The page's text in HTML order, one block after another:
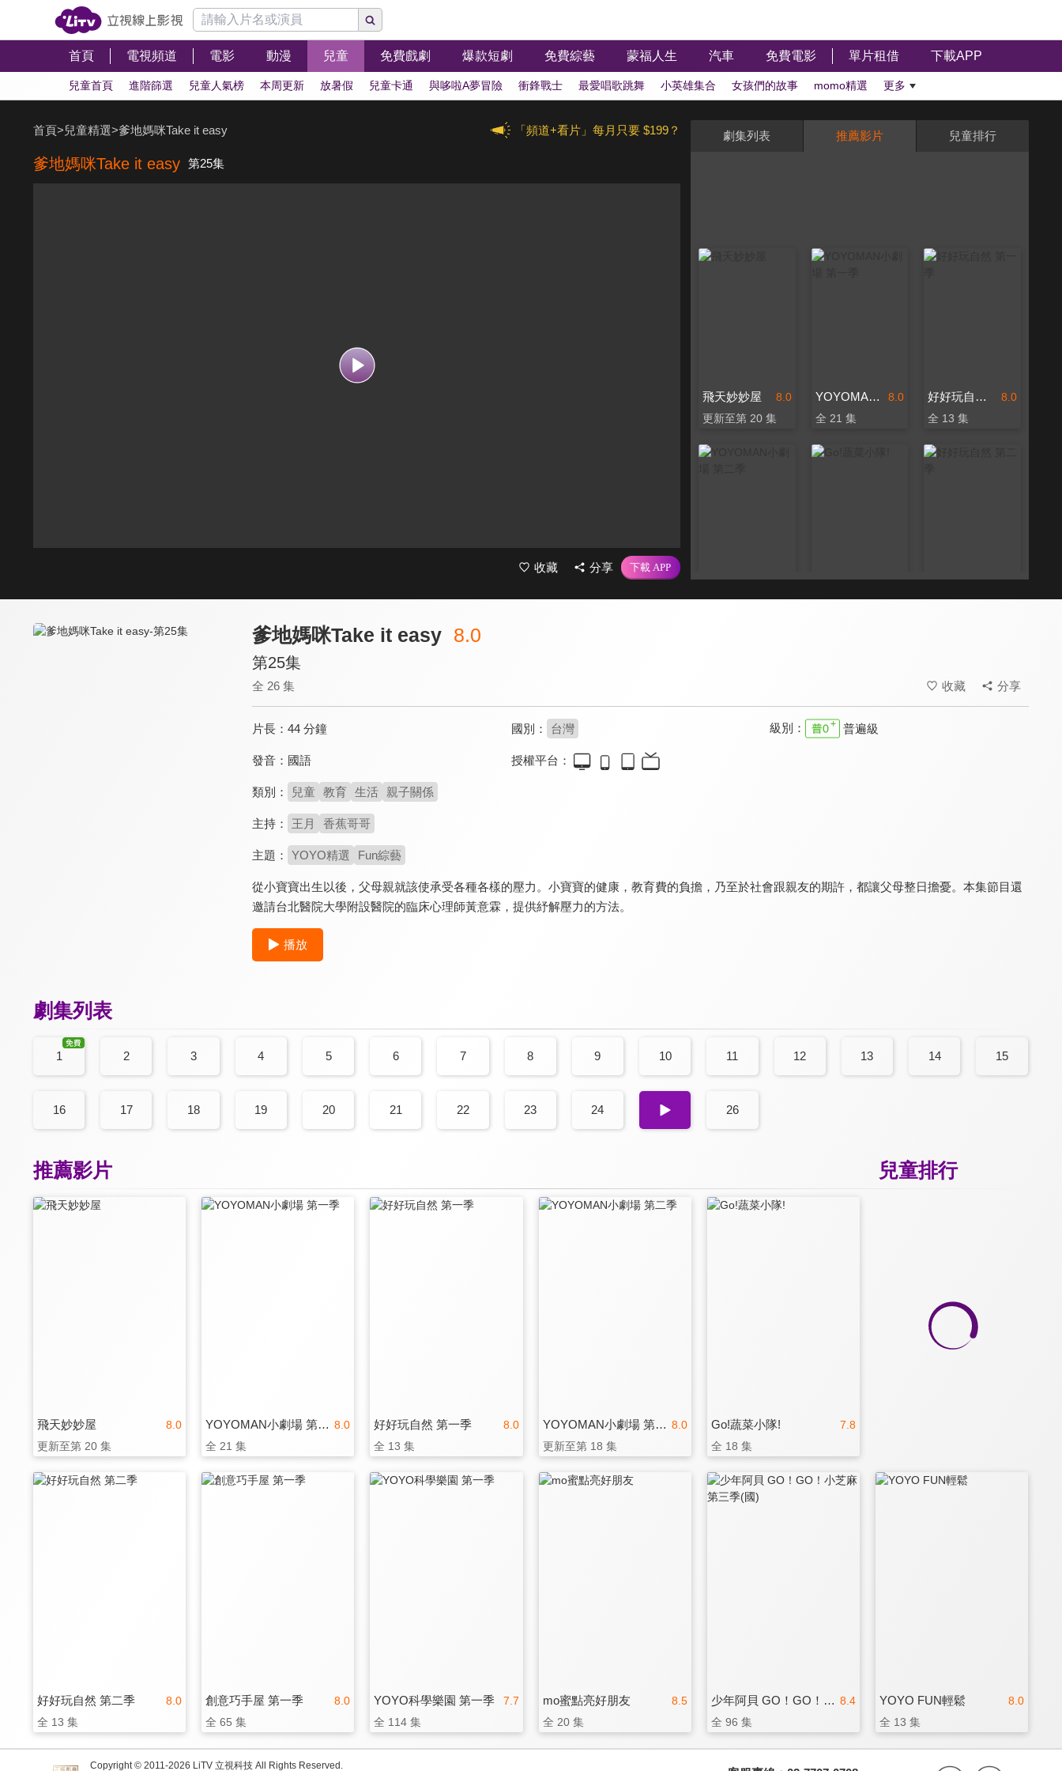
首頁 電視頻道 電影 動漫 兒童 免費戲劇 爆款短劇 免費綜藝 蒙福人生 汽車 免費電影 單片租借 下載APP
兒童首頁 進階篩選 兒童人氣榜 本周更新 放暑假 兒童卡通 與哆啦A夢冒險 衝鋒戰士 最愛唱歌跳舞 小英雄集合 女孩們的故事 momo精選 更多
「頻道+看片」每月只要 $199？
首頁>兒童精選>爹地媽咪Take it easy
爹地媽咪Take it easy 第25集
收藏 分享
劇集列表 推薦影片 兒童排行
8.0
飛天妙妙屋
更新至第 20 集
8.0
YOYOMAN小劇場 第一季
全 21 集
8.0
好好玩自然 第一季
全 13 集
爹地媽咪Take it easy 8.0
第25集
全 26 集 收藏 分享
片長： 44 分鐘 國別： 台灣 級別： 普遍級
發音： 國語 授權平台：
類別： 兒童 教育 生活 親子關係
主持： 王月 香蕉哥哥
主題： YOYO精選 Fun綜藝
從小寶寶出生以後，父母親就該使承受各種各樣的壓力。小寶寶的健康，教育費的負擔，乃至於社會跟親友的期許，都讓父母整日擔憂。本集節目還
邀請台北醫院大學附設醫院的臨床心理師黃意霖，提供紓解壓力的方法。
播放
劇集列表
1 2 3 4 5 6 7 8 9 10 11 12 13 14 15
16 17 18 19 20 21 22 23 24 25 26
兒童排行
推薦影片
8.0
飛天妙妙屋
更新至第 20 集
8.0
YOYOMAN小劇場 第一季
全 21 集
8.0
好好玩自然 第一季
全 13 集
8.0
YOYOMAN小劇場 第二季
更新至第 18 集
7.8
Go!蔬菜小隊!
全 18 集
8.0
好好玩自然 第二季
全 13 集
8.0
創意巧手屋 第一季
全 65 集
7.7
YOYO科學樂園 第一季
全 114 集
8.5
mo蜜點亮好朋友
全 20 集
8.4
少年阿貝 GO！GO！小芝麻 第三季(國)
全 96 集
8.0
YOYO FUN輕鬆
全 13 集
Copyright © 2011-2026 LiTV 立視科技 All Rights Reserved.